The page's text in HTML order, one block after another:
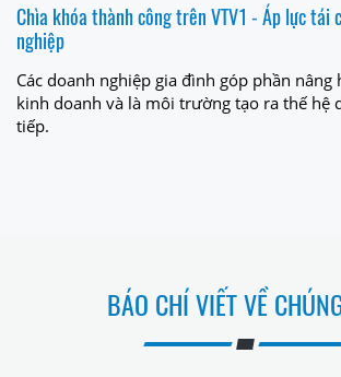
Chìa khóa thành công trên VTV1 - Áp lực tái
nghiệp
Các doanh nghiệp gia đình góp phần nâng
kinh doanh và là môi trường tạo ra thế hệ
tiếp.
BÁO CHÍ VIẾT VỀ